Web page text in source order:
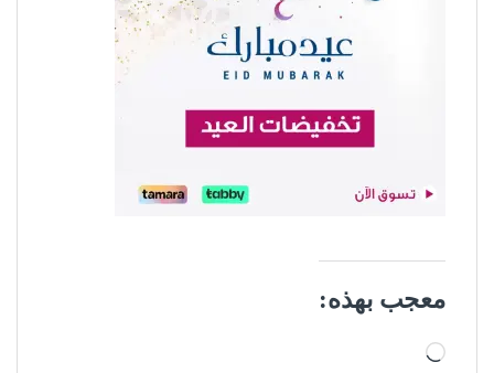
معجب بهذه:
جاري التحميل…